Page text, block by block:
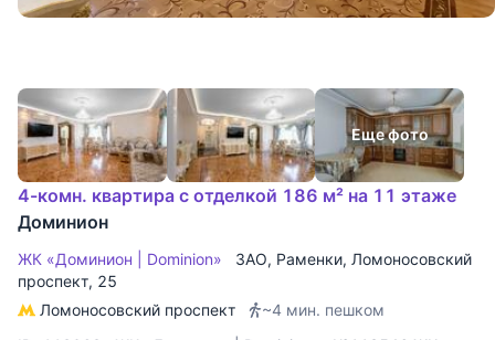
Еще фото
4-комн. квартира с отделкой 186 м² на 11 этаже
Доминион
ЖК «Доминион | Dominion» ЗАО, Раменки, Ломоносовский
проспект, 25
Ломоносовский проспект
~4 мин. пешком